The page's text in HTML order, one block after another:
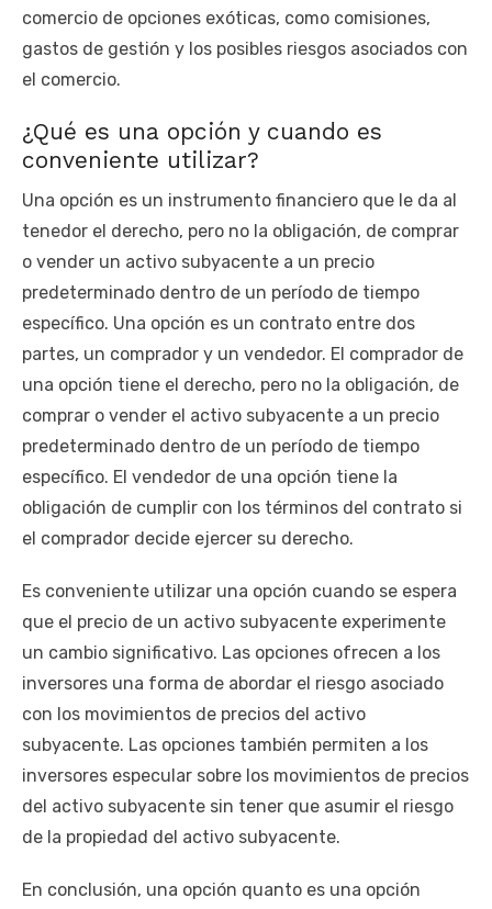
comercio de opciones exóticas, como comisiones,
gastos de gestión y los posibles riesgos asociados con
el comercio.
¿Qué es una opción y cuando es
conveniente utilizar?
Una opción es un instrumento financiero que le da al
tenedor el derecho, pero no la obligación, de comprar
o vender un activo subyacente a un precio
predeterminado dentro de un período de tiempo
específico. Una opción es un contrato entre dos
partes, un comprador y un vendedor. El comprador de
una opción tiene el derecho, pero no la obligación, de
comprar o vender el activo subyacente a un precio
predeterminado dentro de un período de tiempo
específico. El vendedor de una opción tiene la
obligación de cumplir con los términos del contrato si
el comprador decide ejercer su derecho.
Es conveniente utilizar una opción cuando se espera
que el precio de un activo subyacente experimente
un cambio significativo. Las opciones ofrecen a los
inversores una forma de abordar el riesgo asociado
con los movimientos de precios del activo
subyacente. Las opciones también permiten a los
inversores especular sobre los movimientos de precios
del activo subyacente sin tener que asumir el riesgo
de la propiedad del activo subyacente.
En conclusión, una opción quanto es una opción